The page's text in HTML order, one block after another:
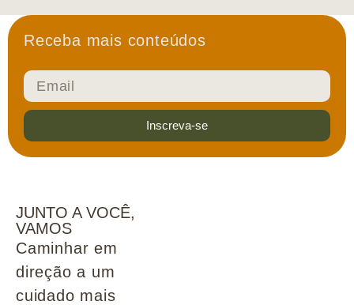
Receba mais conteúdos
Inscreva-se
JUNTO A VOCÊ,
VAMOS
Caminhar em
direção a um
cuidado mais